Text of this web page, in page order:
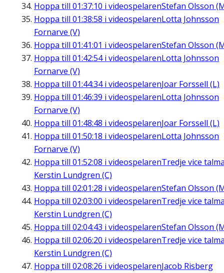
Hoppa till 01:37:10 i videospelarenStefan Olsson
Hoppa till 01:38:58 i videospelarenLotta Johnsson
Fornarve (V)
Hoppa till 01:41:01 i videospelarenStefan Olsson
Hoppa till 01:42:54i videospelarenLotta Johnsson
Fornarve (V)
Hoppa till 01:44:34i videospelarenJoar Forssell (L)
Hoppa till 01:46:39 i videospelarenLotta Johnsson
Fornarve (V)
Hoppa till 01:48:48 i videospelarenJoar Forssell (L)
Hoppa till 01:50:18 i videospelarenLotta Johnsson
Fornarve (V)
Hoppa till 01:52:08 i videospelarenTredje vice
Kerstin Lundgren (C)
Hoppa till 02:01:28 i videospelarenStefan Olsson
Hoppa till 02:03:00 i videospelarenTredje vice
Kerstin Lundgren (C)
Hoppa till 02:04:43 i videospelarenStefan Olsson
Hoppa till 02:06:20 i videospelarenTredje vice
Kerstin Lundgren (C)
Hoppa till 02:08:26 i videospelarenJacob Risberg